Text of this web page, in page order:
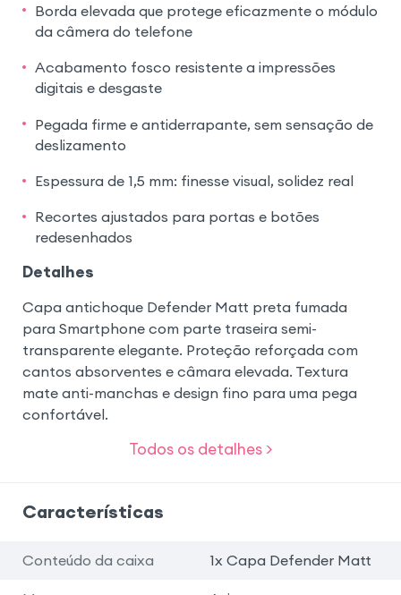
Borda elevada que protege eficazmente o módulo
da câmera do telefone
Acabamento fosco resistente a impressões
digitais e desgaste
Pegada firme e antiderrapante, sem sensação de
deslizamento
Espessura de 1,5 mm: finesse visual, solidez real
Recortes ajustados para portas e botões
redesenhados
Detalhes
Capa antichoque Defender Matt preta fumada
para Smartphone com parte traseira semi-
transparente elegante. Proteção reforçada com
cantos absorventes e câmara elevada. Textura
mate anti-manchas e design fino para uma pega
confortável.
Todos os detalhes >
Características
Conteúdo da caixa 1x Capa Defender Matt